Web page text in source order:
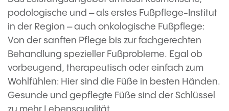
podologische und – als erstes Fußpflege-Institut
in der Region – auch onkologische Fußpflege:
Von der sanften Pflege bis zur fachgerechten
Behandlung spezieller Fußprobleme. Egal ob
vorbeugend, therapeutisch oder einfach zum
Wohlfühlen: Hier sind die Füße in besten Händen.
Gesunde und gepflegte Füße sind der Schlüssel